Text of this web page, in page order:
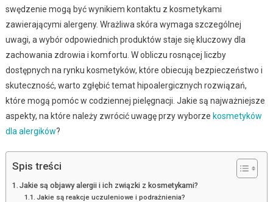
swędzenie mogą być wynikiem kontaktu z kosmetykami
zawierającymi alergeny. Wrażliwa skóra wymaga szczególnej
uwagi, a wybór odpowiednich produktów staje się kluczowy dla
zachowania zdrowia i komfortu. W obliczu rosnącej liczby
dostępnych na rynku kosmetyków, które obiecują bezpieczeństwo i
skuteczność, warto zgłębić temat hipoalergicznych rozwiązań,
które mogą pomóc w codziennej pielęgnacji. Jakie są najważniejsze
aspekty, na które należy zwrócić uwagę przy wyborze kosmetyków
dla alergików?
Spis treści
Jakie są objawy alergii i ich związki z kosmetykami?
Jakie są reakcje uczuleniowe i podrażnienia?